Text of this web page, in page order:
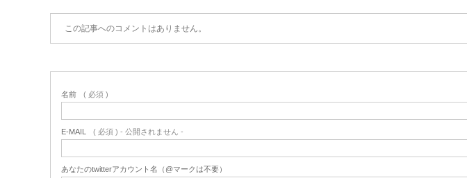
この記事へのコメントはありません。
名前 ( 必須 )
E-MAIL ( 必須 ) - 公開されません -
あなたのtwitterアカウント名（@マークは不要）